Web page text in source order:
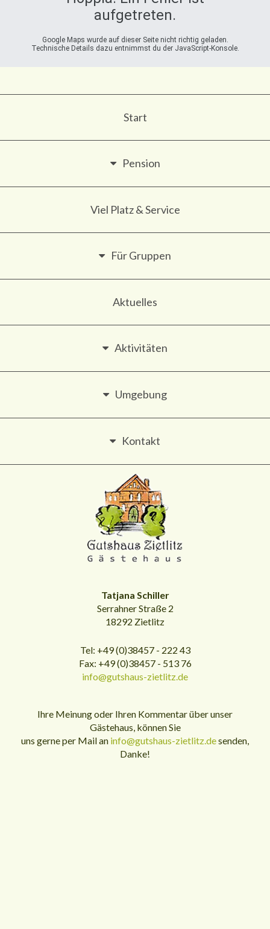
aufgetreten.
Google Maps wurde auf dieser Seite nicht richtig geladen.
Technische Details dazu entnimmst du der JavaScript-Konsole.
Start
Pension
Viel Platz & Service
Für Gruppen
Aktuelles
Aktivitäten
Umgebung
Kontakt
Tatjana Schiller
Serrahner Straße 2
18292 Zietlitz
Tel: +49 (0)38457 - 222 43
Fax: +49 (0)38457 - 513 76
info@gutshaus-zietlitz.de
Ihre Meinung oder Ihren Kommentar über unser
Gästehaus, können Sie
uns gerne per Mail an info@gutshaus-zietlitz.desenden,
Danke!